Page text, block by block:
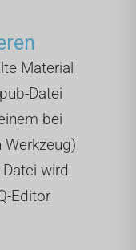
Material
Datei
bei
Werkzeug)
wird
Editor